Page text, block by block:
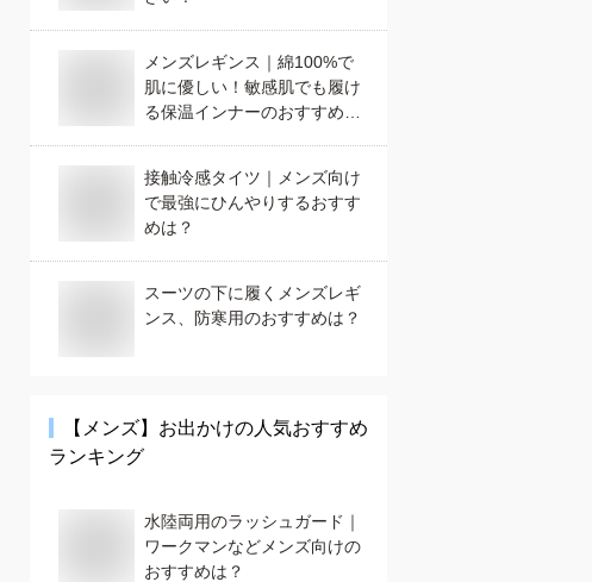
メンズレギンス｜綿100%で
肌に優しい！敏感肌でも履け
る保温インナーのおすすめ
接触冷感タイツ｜メンズ向け
で最強にひんやりするおすす
めは？
スーツの下に履くメンズレギ
ンス、防寒用のおすすめは？
【メンズ】 お出かけの人気おすすめ
ランキング
水陸両用のラッシュガード｜
ワークマンなどメンズ向けの
おすすめは？